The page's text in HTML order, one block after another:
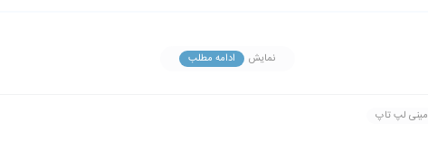
نمایش ادامه مطلب
مینی لپ تاپ